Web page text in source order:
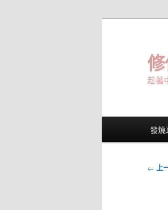
趁著
發燒
文
← 上